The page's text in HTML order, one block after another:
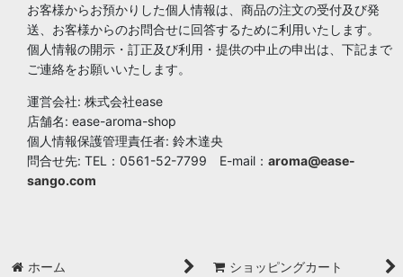
お客様からお預かりした個人情報は、商品の注文の受付及び発
送、お客様からのお問合せに回答するために利用いたします。
個人情報の開示・訂正及び利用・提供の中止の申出は、下記まで
ご連絡をお願いいたします。
運営会社: 株式会社ease
店舗名: ease-aroma-shop
個人情報保護管理責任者: 鈴木達央
問合せ先: TEL：0561-52-7799 E-mail： aroma@ease-
sango.com
ホーム ショッピングカート